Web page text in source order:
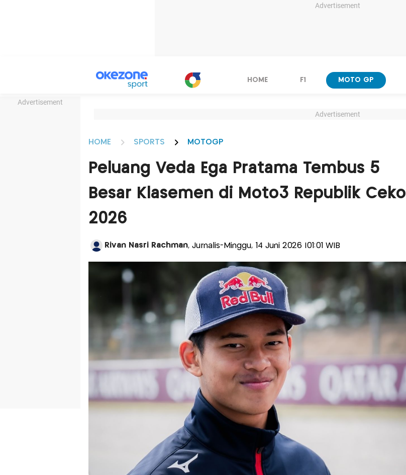
Advertisement
Advertisement
HOME F1 MOTO GP
Advertisement
HOME SPORTS MOTOGP
Peluang Veda Ega Pratama Tembus 5
Besar Klasemen di Moto3 Republik Ceko
2026
Rivan Nasri Rachman, Jurnalis-Minggu, 14 Juni 2026 |01:01 WIB